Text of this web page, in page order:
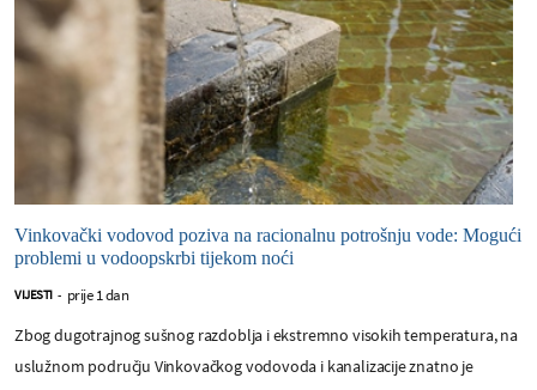
Vinkovački vodovod poziva na racionalnu potrošnju vode: Mogući
problemi u vodoopskrbi tijekom noći
VIJESTI - prije 1 dan
Zbog dugotrajnog sušnog razdoblja i ekstremno visokih temperatura, na
uslužnom području Vinkovačkog vodovoda i kanalizacije znatno je